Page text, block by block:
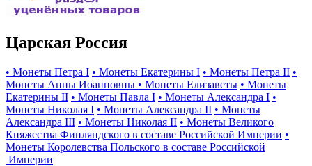
Царская Россия
• Монеты Петра I • Монеты Екатерины I • Монеты Петра II •
Монеты Анны Иоанновны • Монеты Елизаветы • Монеты
Екатерины II • Монеты Павла I • Монеты Александра I •
Монеты Николая I • Монеты Александра II • Монеты
Александра III • Монеты Николая II • Монеты Великого
Княжества Финляндского в составе Российской Империи •
Монеты Королевства Польского в составе Российской
Империи